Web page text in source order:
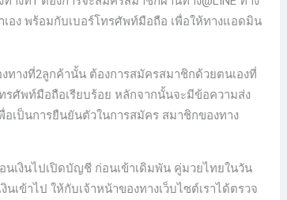
อง พร้อมกับเบอร์โทรศัพท์มือถือ เพื่อให้ทางแอดมิน
ทางที่2ลูกค้านั้น ต้องการสมัครสมาชิกด้วยตนเองที่
ศัพท์มือถือเรียบร้อย หลักจากนั้นจะมีข้อความส่ง
อเป็นการยืนยันตัวในการสมัคร สมาชิกของทาง
นเงินไปเปิดบัญชี ก่อนเข้าเดิมพัน คู่มวยไทยในวัน
เข้าไป ให้กับเจ้าหน้าของทางเว็บไซต์เราได้ตรวจ